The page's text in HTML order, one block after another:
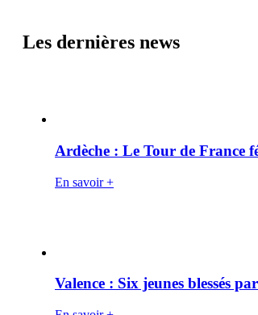
Les dernières news
Ardèche : Le Tour de France
En savoir +
Valence : Six jeunes blessés